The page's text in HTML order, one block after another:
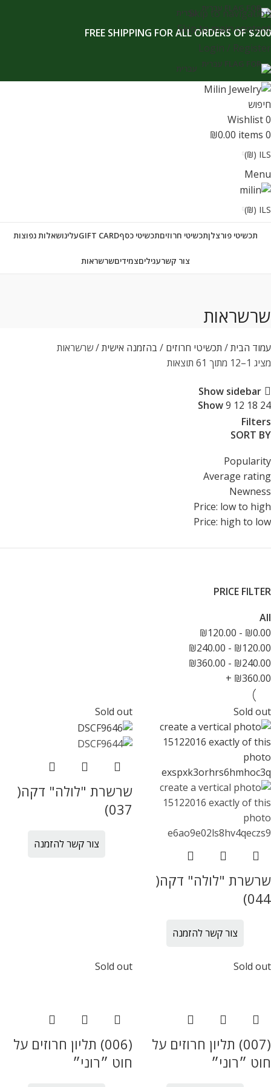
לתוכן
Skip to navigation
Skip to main content
עברית
FREE SHIPPING FOR ALL ORDERS OF $200
Login / Register
עברית
חיפוש
0
Wishlist
0
items
₪0.00
ILS (₪)
Menu
ILS (₪)
תכשיטי פורצלןתכשיטי חרוזיםתכשיטי כסףGIFT CARDעלינושאלות נפוצות
צור קשרעגיליםצמידיםשרשראות
שרשראות
עמוד הבית תכשיטי חרוזים בהזמנה אישית
שרשראות
מציג 1–12 מתוך 61 תוצאות
Show sidebar
Show9 12 18 24
Filters
SORT BY
Popularity
Average rating
Newness
Price: low to high
Price: high to low
PRICE FILTER
All
₪0.00
-
₪120.00
₪120.00
-
₪240.00
₪240.00
-
₪360.00
₪360.00
+
Sold out
שרשרת "לולה" דקה(
044)
צור קשר להזמנה
Sold out
שרשרת "לולה" דקה(
037)
צור קשר להזמנה
Sold out
(007) תליון חרוזים על
חוט ״רוני״
Sold out
(006) תליון חרוזים על
חוט ״רוני״